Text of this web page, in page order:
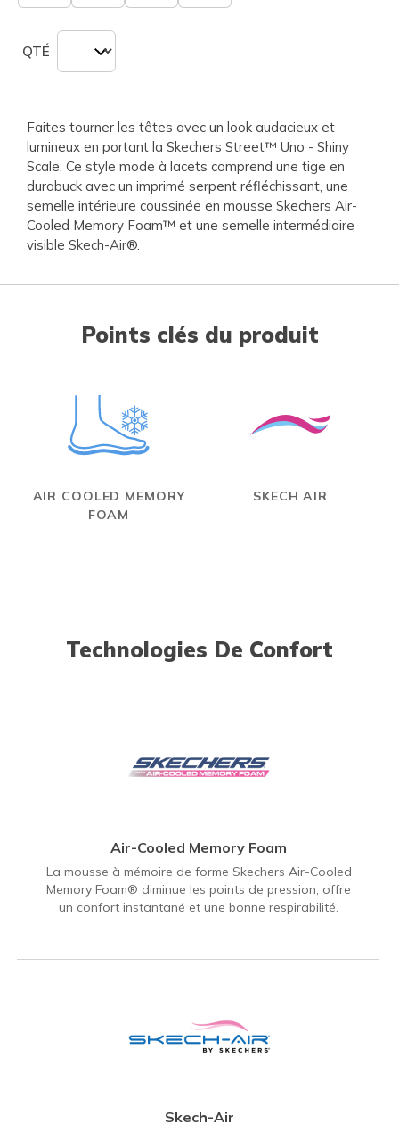
QTÉ
Faites tourner les têtes avec un look audacieux et
lumineux en portant la Skechers Street™ Uno - Shiny
Scale. Ce style mode à lacets comprend une tige en
durabuck avec un imprimé serpent réfléchissant, une
semelle intérieure coussinée en mousse Skechers Air-
Cooled Memory Foam™ et une semelle intermédiaire
visible Skech-Air®.
Points clés du produit
AIR COOLED MEMORY
FOAM
SKECH AIR
Technologies De Confort
Air-Cooled Memory Foam
La mousse à mémoire de forme Skechers Air-Cooled
Memory Foam® diminue les points de pression, offre
un confort instantané et une bonne respirabilité.
Skech-Air